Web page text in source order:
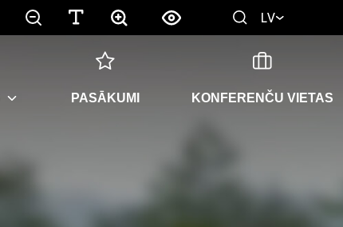
LV
PASĀKUMI KONFERENČU VIETAS